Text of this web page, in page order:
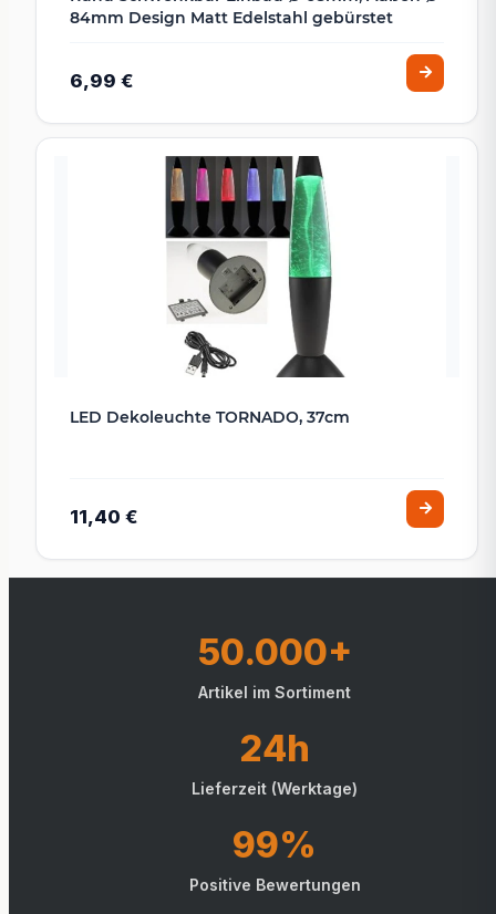
84mm Design Matt Edelstahl gebürstet
6,99 €
LED Dekoleuchte TORNADO, 37cm
11,40 €
50.000+
Artikel im Sortiment
24h
Lieferzeit (Werktage)
99%
Positive Bewertungen